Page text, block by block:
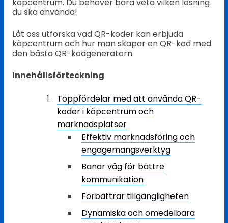
du ska använda!
Låt oss utforska vad QR-koder kan erbjuda
köpcentrum och hur man skapar en QR-kod med
den bästa QR-kodgeneratorn.
Innehållsförteckning
Toppfördelar med att använda QR-
koder i köpcentrum och
marknadsplatser
Effektiv marknadsföring och
engagemangsverktyg
Banar väg för bättre
kommunikation
Förbättrar tillgängligheten
Dynamiska och omedelbara